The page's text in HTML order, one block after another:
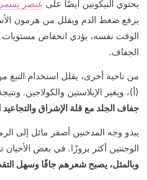
يحتوي النيكوتين أيضًا على عنصر
يرفع ضغط الدم ويقلل من هرمون
الوقت نفسه، يؤدي انخفاض مستويات
الجفاف.
من ناحية أخرى، يقلل استخدام التبغ
(أ)، ويغير الإيلاستين والكولاجين.
جفاف الجلد مع قلة الإشراق
يبدو وجه المدخنين أصفر مائل إلى
الوجنتين أكثر بروزًا. في بعض الأحيان
وبالمثل، يصبح شعرهم جافًا وسهل